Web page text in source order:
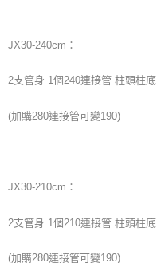
JX30-240cm：
2支管身 1個240連接管 柱頭柱底
(加購280連接管可變190)
JX30-210cm：
2支管身 1個210連接管 柱頭柱底
(加購280連接管可變190)